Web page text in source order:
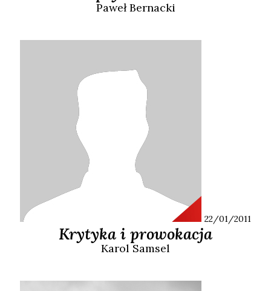
PawełBernacki
22/01/2011
Krytyka i prowokacja
Karol Samsel